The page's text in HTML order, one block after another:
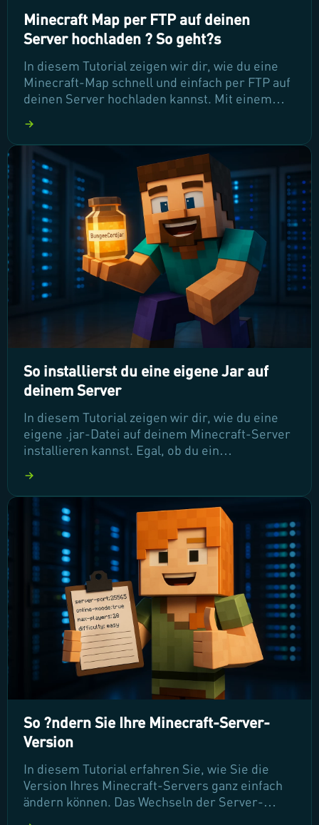
Minecraft Map per FTP auf deinen
Server hochladen ? So geht?s
In diesem Tutorial zeigen wir dir, wie du eine
Minecraft-Map schnell und einfach per FTP auf
deinen Server hochladen kannst. Mit einem
garantieren wir dir einen stabilen und
schnellen Datei-Transfer. Lass uns gleich
loslegen und deine neue Map zum Leben
erwecken!
So installierst du eine eigene Jar auf
deinem Server
In diesem Tutorial zeigen wir dir, wie du eine
eigene .jar-Datei auf deinem Minecraft-Server
installieren kannst. Egal, ob du ein
Server wie BungeeCord einrichten möchtest,
wir führen dich Schritt für Schritt durch den
Prozess. Lass uns gemeinsam starten und
deinen Server individuell gestalten!
So ?ndern Sie Ihre Minecraft-Server-
Version
In diesem Tutorial erfahren Sie, wie Sie die
Version Ihres Minecraft-Servers ganz einfach
ändern können. Das Wechseln der Server-